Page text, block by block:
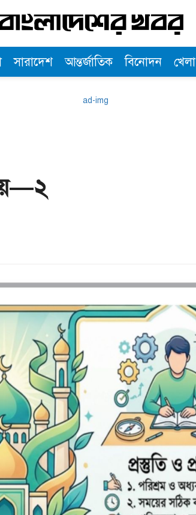
সারাদেশ আন্তর্জাতিক বিনোদন খেলা